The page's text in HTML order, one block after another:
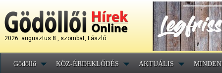
2026. augusztus 8., szombat, László
Gödöllő KÖZ-ÉRDEKLŐDÉS AKTUÁLIS